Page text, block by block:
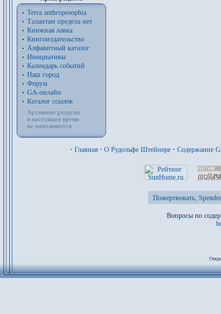
Terra anthroposophia
Талантам предела нет
Книжная лавка
Книгоиздательство
Алфавитный каталог
Инициативы
Календарь событий
Наш город
Форум
GA-онлайн
Каталог ссылок
Архивные разделы
в настоящее время
не наполняются
· Главная · О Рудольфе Штейнере · Содержание
Пожертвовать,
Вопросы по